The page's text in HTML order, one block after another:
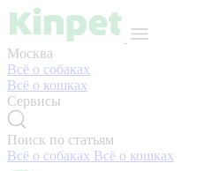
Москва
Всё о собаках
Всё о кошках
Сервисы
Поиск по статьям
Всё о собаках Всё о кошках